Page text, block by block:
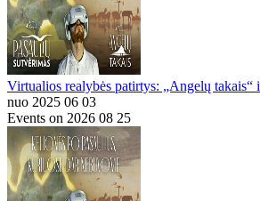
Virtualios realybės patirtys: „Angelų takais“
nuo 2025 06 03
Events on 2026 08 25